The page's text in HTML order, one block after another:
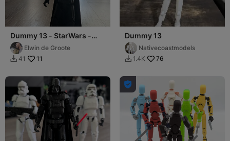
Dummy 13 - StarWars -
Darth Vader
Elwin de Groote
 41 11
Dummy 13
Nativecoastmodels
 1.4K 76
